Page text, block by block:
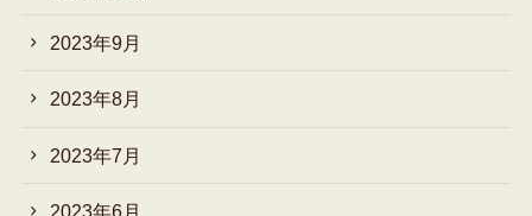
2023年9月
2023年8月
2023年7月
2023年6月